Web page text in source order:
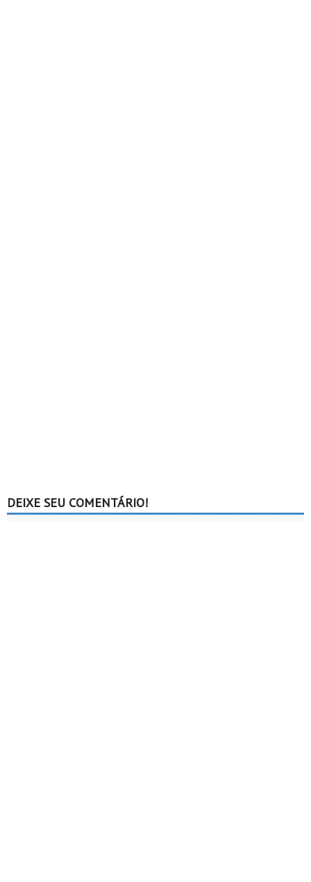
DEIXE SEU COMENTÁRIO!